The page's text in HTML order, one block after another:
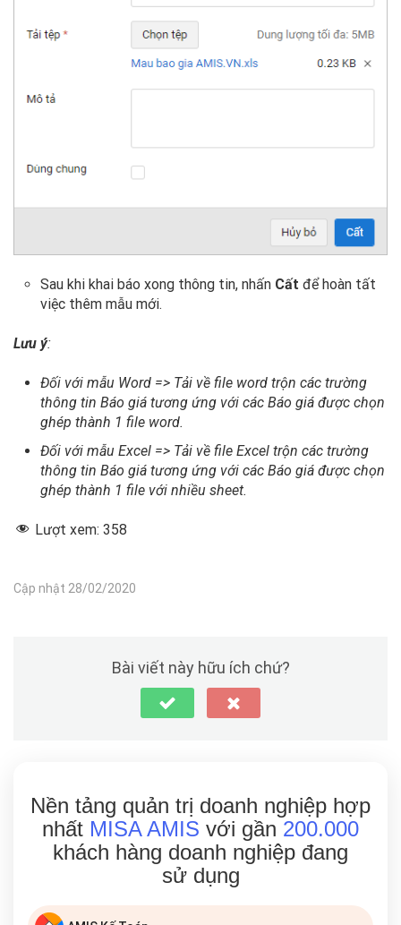
Sau khi khai báo xong thông tin, nhấn Cất để hoàn tất
việc thêm mẫu mới.
Lưu ý:
Đối với mẫu Word => Tải về file word trộn các trường
thông tin Báo giá tương ứng với các Báo giá được chọn
ghép thành 1 file word.
Đối với mẫu Excel => Tải về file Excel trộn các trường
thông tin Báo giá tương ứng với các Báo giá được chọn
ghép thành 1 file với nhiều sheet.
Lượt xem: 358
Cập nhật 28/02/2020
Bài viết này hữu ích chứ?
Nền tảng quản trị doanh nghiệp hợp
nhất MISA AMIS với gần 200.000
khách hàng doanh nghiệp đang
sử dụng